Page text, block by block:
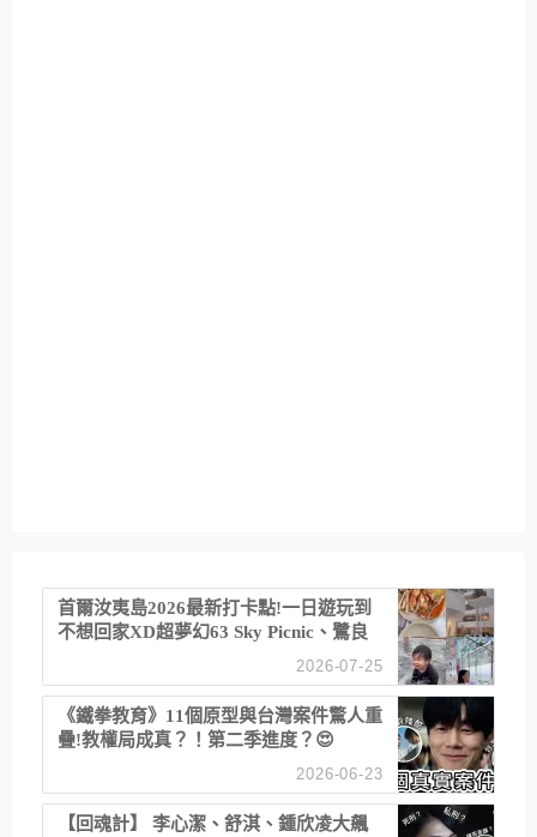
首爾汝夷島2026最新打卡點!一日遊玩到
不想回家XD超夢幻63 Sky Picnic、鷺良
津帝王蟹大餐、《淚之女王》拍攝地、漢
2026-07-25
《鐵拳教育》11個原型與台灣案件驚人重
疊!教權局成真？！第二季進度？😍
2026-06-23
【回魂計】 李心潔、舒淇、鍾欣凌大飆